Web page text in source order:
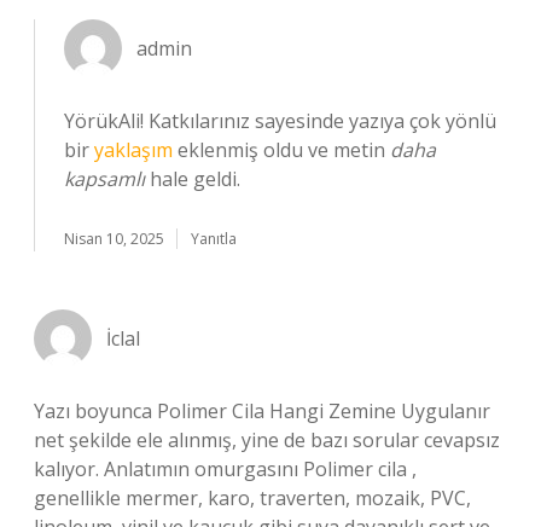
admin
YörükAli! Katkılarınız sayesinde yazıya çok yönlü
biryaklaşım eklenmiş oldu ve metin daha
kapsamlıhale geldi.
Nisan 10, 2025 Yanıtla
İclal
Yazı boyunca Polimer Cila Hangi Zemine Uygulanır
net şekilde ele alınmış, yine de bazı sorular cevapsız
kalıyor. Anlatımın omurgasını Polimer cila ,
genellikle mermer, karo, traverten, mozaik, PVC,